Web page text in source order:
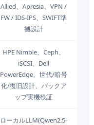
Allied、Apresia、VPN /
FW / IDS-IPS、SWIFT準
拠設計
HPE Nimble、Ceph、
iSCSI、Dell
PowerEdge、世代/暗号
化/復旧設計、バックア
ップ実機検証
ローカルLLM(Qwen2.5-